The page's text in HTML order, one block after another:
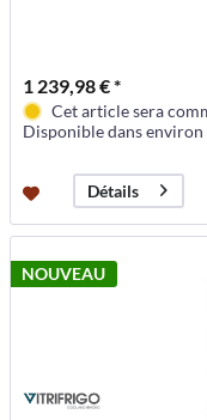
1 239,98 € *
Cet article sera
Disponible dans environ
Détails
NOUVEAU